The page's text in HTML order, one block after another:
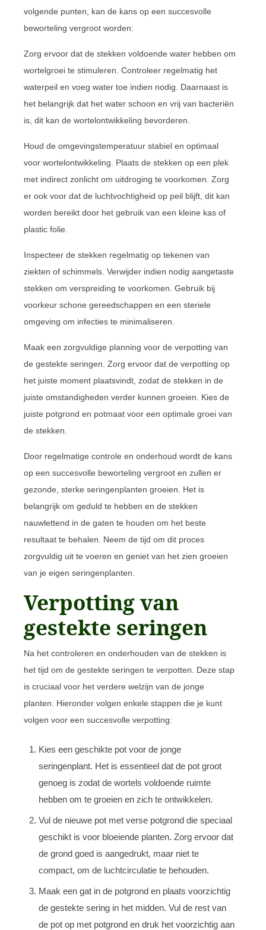
volgende punten, kan de kans op een succesvolle
beworteling vergroot worden:
Zorg ervoor dat de stekken voldoende water hebben om
wortelgroei te stimuleren. Controleer regelmatig het
waterpeil en voeg water toe indien nodig. Daarnaast is
het belangrijk dat het water schoon en vrij van bacteriën
is, dit kan de wortelontwikkeling bevorderen.
Houd de omgevingstemperatuur stabiel en optimaal
voor wortelontwikkeling. Plaats de stekken op een plek
met indirect zonlicht om uitdroging te voorkomen. Zorg
er ook voor dat de luchtvochtigheid op peil blijft, dit kan
worden bereikt door het gebruik van een kleine kas of
plastic folie.
Inspecteer de stekken regelmatig op tekenen van
ziekten of schimmels. Verwijder indien nodig aangetaste
stekken om verspreiding te voorkomen. Gebruik bij
voorkeur schone gereedschappen en een steriele
omgeving om infecties te minimaliseren.
Maak een zorgvuldige planning voor de verpotting van
de gestekte seringen. Zorg ervoor dat de verpotting op
het juiste moment plaatsvindt, zodat de stekken in de
juiste omstandigheden verder kunnen groeien. Kies de
juiste potgrond en potmaat voor een optimale groei van
de stekken.
Door regelmatige controle en onderhoud wordt de kans
op een succesvolle beworteling vergroot en zullen er
gezonde, sterke seringenplanten groeien. Het is
belangrijk om geduld te hebben en de stekken
nauwlettend in de gaten te houden om het beste
resultaat te behalen. Neem de tijd om dit proces
zorgvuldig uit te voeren en geniet van het zien groeien
van je eigen seringenplanten.
Verpotting van
gestekte seringen
Na het controleren en onderhouden van de stekken is
het tijd om de gestekte seringen te verpotten. Deze stap
is cruciaal voor het verdere welzijn van de jonge
planten. Hieronder volgen enkele stappen die je kunt
volgen voor een succesvolle verpotting:
Kies een geschikte pot voor de jonge
seringenplant. Het is essentieel dat de pot groot
genoeg is zodat de wortels voldoende ruimte
hebben om te groeien en zich te ontwikkelen.
Vul de nieuwe pot met verse potgrond die speciaal
geschikt is voor bloeiende planten. Zorg ervoor dat
de grond goed is aangedrukt, maar niet te
compact, om de luchtcirculatie te behouden.
Maak een gat in de potgrond en plaats voorzichtig
de gestekte sering in het midden. Vul de rest van
de pot op met potgrond en druk het voorzichtig aan